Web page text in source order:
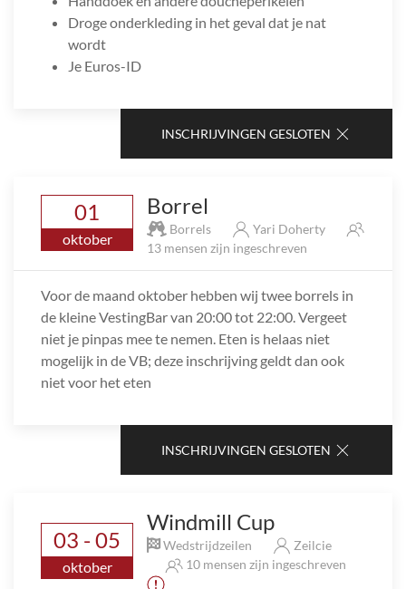
Droge onderkleding in het geval dat je nat
wordt
Je Euros-ID
INSCHRIJVINGEN GESLOTEN
01
oktober
Borrel
Borrels
Yari Doherty
13 mensen zijn ingeschreven
Voor de maand oktober hebben wij twee borrels in
de kleine VestingBar van 20:00 tot 22:00. Vergeet
niet je pinpas mee te nemen. Eten is helaas niet
mogelijk in de VB; deze inschrijving geldt dan ook
niet voor het eten
INSCHRIJVINGEN GESLOTEN
03 - 05
oktober
Windmill Cup
Wedstrijdzeilen
Zeilcie
10 mensen zijn ingeschreven